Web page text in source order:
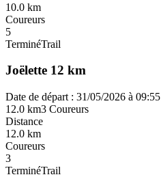
10.0 km
Coureurs
5
TerminéTrail
Joëlette 12 km
Date de départ : 31/05/2026 à 09:55
12.0 km3 Coureurs
Distance
12.0 km
Coureurs
3
TerminéTrail